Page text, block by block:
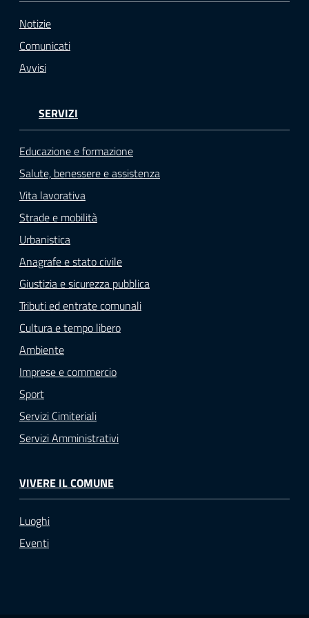
Notizie
Comunicati
Avvisi
SERVIZI
Educazione e formazione
Salute, benessere e assistenza
Vita lavorativa
Strade e mobilità
Urbanistica
Anagrafe e stato civile
Giustizia e sicurezza pubblica
Tributi ed entrate comunali
Cultura e tempo libero
Ambiente
Imprese e commercio
Sport
Servizi Cimiteriali
Servizi Amministrativi
VIVERE IL COMUNE
Luoghi
Eventi